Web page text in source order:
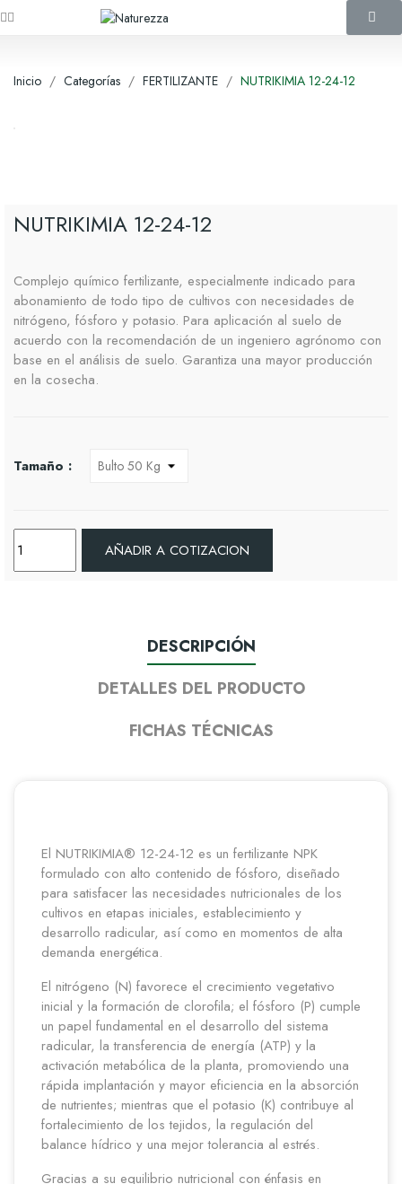
Inicio Categorías FERTILIZANTE NUTRIKIMIA 12-24-12
NUTRIKIMIA 12-24-12
Complejo químico fertilizante, especialmente indicado para
abonamiento de todo tipo de cultivos con necesidades de
nitrógeno, fósforo y potasio. Para aplicación al suelo de
acuerdo con la recomendación de un ingeniero agrónomo con
base en el análisis de suelo. Garantiza una mayor producción
en la cosecha.
Tamaño :
AÑADIR A COTIZACION
DESCRIPCIÓN
DETALLES DEL PRODUCTO
FICHAS TÉCNICAS
El NUTRIKIMIA® 12-24-12 es un fertilizante NPK
formulado con alto contenido de fósforo, diseñado
para satisfacer las necesidades nutricionales de los
cultivos en etapas iniciales, establecimiento y
desarrollo radicular, así como en momentos de alta
demanda energética.
El nitrógeno (N) favorece el crecimiento vegetativo
inicial y la formación de clorofila; el fósforo (P) cumple
un papel fundamental en el desarrollo del sistema
radicular, la transferencia de energía (ATP) y la
activación metabólica de la planta, promoviendo una
rápida implantación y mayor eficiencia en la absorción
de nutrientes; mientras que el potasio (K) contribuye al
fortalecimiento de los tejidos, la regulación del
balance hídrico y una mejor tolerancia al estrés.
Gracias a su equilibrio nutricional con énfasis en